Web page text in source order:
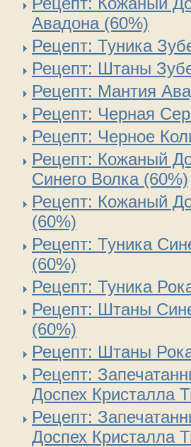
Авадона (60%)
Рецепт: Туника
Рецепт: Штаны
Рецепт: Мантия
Рецепт: Черная
Рецепт: Черное
Рецепт: Кожаный
Синего Волка (60%)
Рецепт: Кожаный
(60%)
Рецепт: Туника
(60%)
Рецепт: Туника
Рецепт: Штаны
(60%)
Рецепт: Штаны
Рецепт:
Доспех Кристалла
Рецепт:
Доспех Кристалла